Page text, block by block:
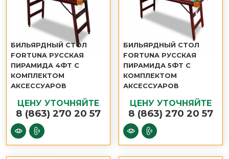
БИЛЬЯРДНЫЙ СТОЛ
FORTUNA РУССКАЯ
ПИРАМИДА 4ФТ С
КОМПЛЕКТОМ
АКСЕССУАРОВ
ЦЕНУ УТОЧНЯЙТЕ
8 (863) 270 20 57
БИЛЬЯРДНЫЙ СТОЛ
FORTUNA РУССКАЯ
ПИРАМИДА 5ФТ С
КОМПЛЕКТОМ
АКСЕССУАРОВ
ЦЕНУ УТОЧНЯЙТЕ
8 (863) 270 20 57